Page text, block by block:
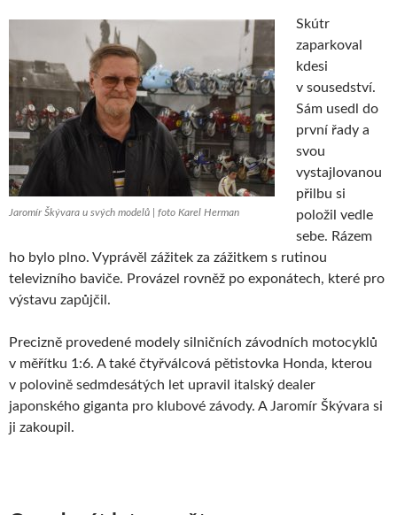
Jaromír Škývara u svých modelů | foto Karel Herman
Skútr
zaparkoval
kdesi
v sousedství.
Sám usedl do
první řady a
svou
vystajlovanou
přilbu si
položil vedle
sebe. Rázem
ho bylo plno. Vyprávěl zážitek za zážitkem s rutinou
televizního baviče. Provázel rovněž po exponátech, které pro
výstavu zapůjčil.
Precizně provedené modely silničních závodních motocyklů
v měřítku 1:6. A také čtyřválcová pětistovka Honda, kterou
v polovině sedmdesátých let upravil italský dealer
japonského giganta pro klubové závody. A Jaromír Škývara si
ji zakoupil.